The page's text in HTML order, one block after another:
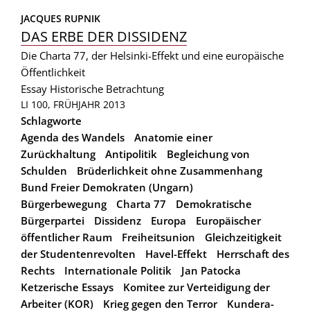
JACQUES RUPNIK
DAS ERBE DER DISSIDENZ
Die Charta 77, der Helsinki-Effekt und eine europäische
Öffentlichkeit
Essay Historische Betrachtung
LI 100, FRÜHJAHR 2013
Schlagworte
Agenda des Wandels
Anatomie einer
Zurückhaltung
Antipolitik
Begleichung von
Schulden
Brüderlichkeit ohne Zusammenhang
Bund Freier Demokraten (Ungarn)
Bürgerbewegung
Charta 77
Demokratische
Bürgerpartei
Dissidenz Europa
Europäischer
öffentlicher Raum
Freiheitsunion
Gleichzeitigkeit
der Studentenrevolten
Havel-Effekt
Herrschaft des
Rechts
Internationale Politik
Jan Patocka
Ketzerische Essays
Komitee zur Verteidigung der
Arbeiter (KOR)
Krieg gegen den Terror
Kundera-